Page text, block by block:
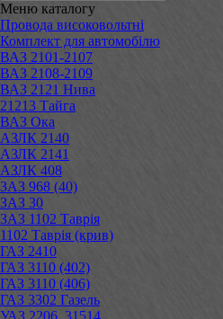
Меню каталогу
Провода високовольтні
Комплект для автомобілю
ВАЗ 2101-2107
ВАЗ 2108-2109
ВАЗ 2121 Нива
21213 Тайга
ВАЗ Ока
АЗЛК 2140
АЗЛК 2141
АЗЛК 408
ЗАЗ 968 (40)
ЗАЗ 30
ЗАЗ 1102 Таврія
1102 Таврія (крив)
ГАЗ 2410
ГАЗ 3110 (402)
ГАЗ 3110 (406)
ГАЗ 3302 Газель